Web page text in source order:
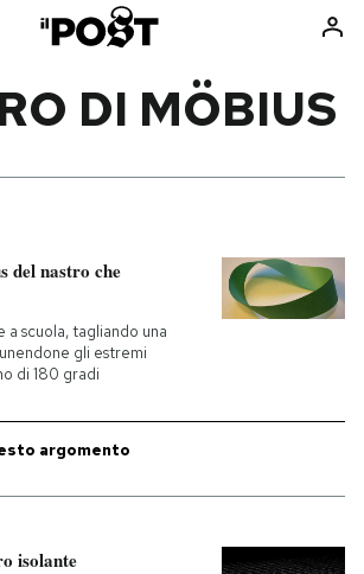
Ok Boomer!
DI MÖBIUS
del nastro che
scuola, tagliando una
gli estremi
di 180 gradi
argomento
isolante